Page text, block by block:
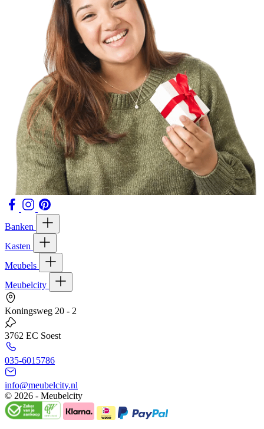
Banken
Kasten
Meubels
Meubelcity
Koningsweg 20 - 2
3762 EC Soest
035-6015786
info@meubelcity.nl
© 2026 - Meubelcity